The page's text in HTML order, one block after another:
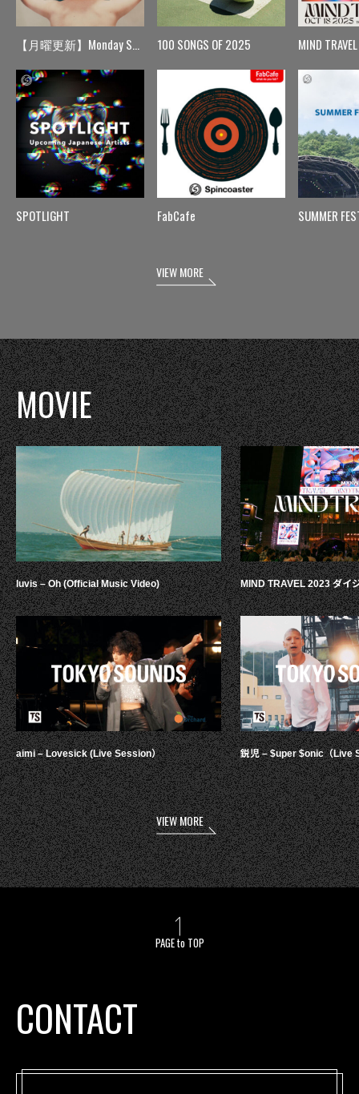
【月曜更新】Monday Spin
SPOTLIGHT
100 SONGS OF 2025
FabCafe
MIND TRAVEL
SUMMER
VIEW MORE
MOVIE
luvis – Oh (Official Music Video)
aimi – Lovesick (Live Session）
MIND TRAVEL 2023 ダイ
鋭児 – $uper $onic（Live
VIEW MORE
PAGE to TOP
CONTACT